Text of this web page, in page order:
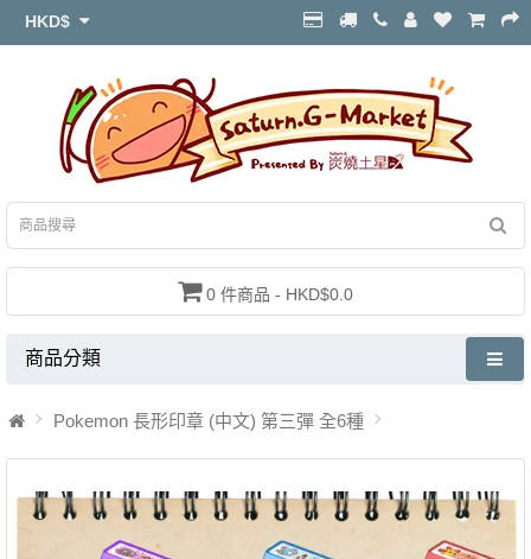
HKD$
0 件商品 - HKD$0.0
商品分類
Pokemon 長形印章 (中文) 第三彈 全6種